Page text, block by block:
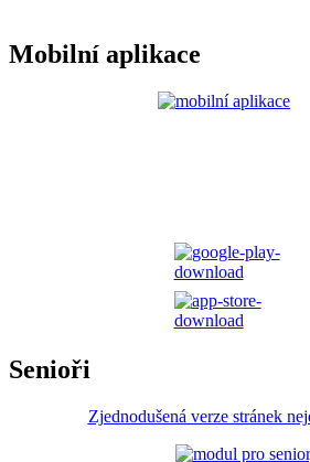
Mobilní aplikace
Senioři
Zjednodušená verze stránek